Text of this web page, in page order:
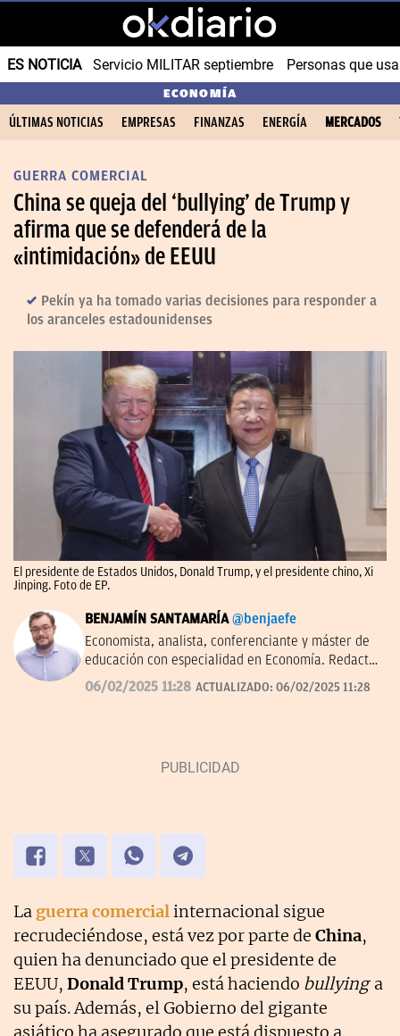
ES NOTICIA Servicio MILITAR septiembre Personas que
ECONOMÍA
ÚLTIMAS NOTICIAS EMPRESAS FINANZAS ENERGÍA MERCADOS
GUERRA COMERCIAL
China se queja del ‘bullying’ de Trump y
afirma que se defenderá de la
«intimidación» de EEUU
Pekín ya ha tomado varias decisiones para responder a
los aranceles estadounidenses
El presidente de Estados Unidos, Donald Trump, y el presidente chino, Xi
Jinping. Foto de EP.
BENJAMÍN SANTAMARÍA @benjaefe
Economista, analista, conferenciante y máster de
educación con especialidad en Economía. Redactor
de economía y empresas en OKDIARIO y autor de
'La economía a través del tiempo' en el Instituto
06/02/2025 11:28 ACTUALIZADO: 06/02/2025 11:28
La guerra comercialinternacional sigue
recrudeciéndose, está vez por parte de China,
quien ha denunciado que el presidente de
EEUU, Donald Trump, está haciendo bullyinga
su país. Además, el Gobierno del gigante